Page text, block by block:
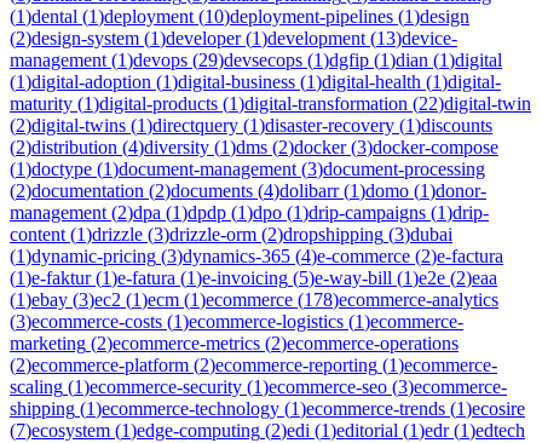
(1)dental (1)deployment (10)deployment-pipelines (1)design
(2)design-system (1)developer(1)development (13)device-
management (1)devops (29)devsecops (1)dgfip (1)dian (1)digital
(1)digital-adoption (1)digital-business (1)digital-health (1)digital-
maturity (1)digital-products (1)digital-transformation (22)digital-twin
(2)digital-twins (1)directquery (1)disaster-recovery (1)discounts
(2)distribution (4)diversity (1)dms (2)docker(3)docker-compose
(1)doctype (1)document-management (3)document-processing
(2)documentation (2)documents (4)dolibarr(1)domo (1)donor-
management (2)dpa (1)dpdp (1)dpo (1)drip-campaigns (1)drip-
content (1)drizzle (3)drizzle-orm (2)dropshipping (3)dubai
(1)dynamic-pricing (3)dynamics-365 (4)e-commerce (2)e-factura
(1)e-faktur(1)e-fatura (1)e-invoicing (5)e-way-bill (1)e2e (2)eaa
(1)ebay (3)ec2 (1)ecm (1)ecommerce (178)ecommerce-analytics
(3)ecommerce-costs (1)ecommerce-logistics (1)ecommerce-
marketing (2)ecommerce-metrics (2)ecommerce-operations
(2)ecommerce-platform (2)ecommerce-reporting (1)ecommerce-
scaling (1)ecommerce-security (1)ecommerce-seo (3)ecommerce-
shipping (1)ecommerce-technology (1)ecommerce-trends (1)ecosire
(7)ecosystem (1)edge-computing (2)edi (1)editorial (1)edr(1)edtech